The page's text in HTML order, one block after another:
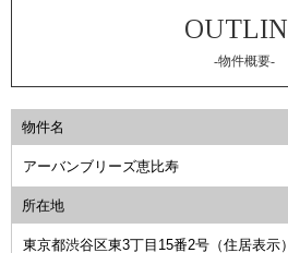
-物件概要-
物件名
アーバンブリーズ恵比寿
所在地
東京都渋谷区東3丁目15番2号（住居表示）